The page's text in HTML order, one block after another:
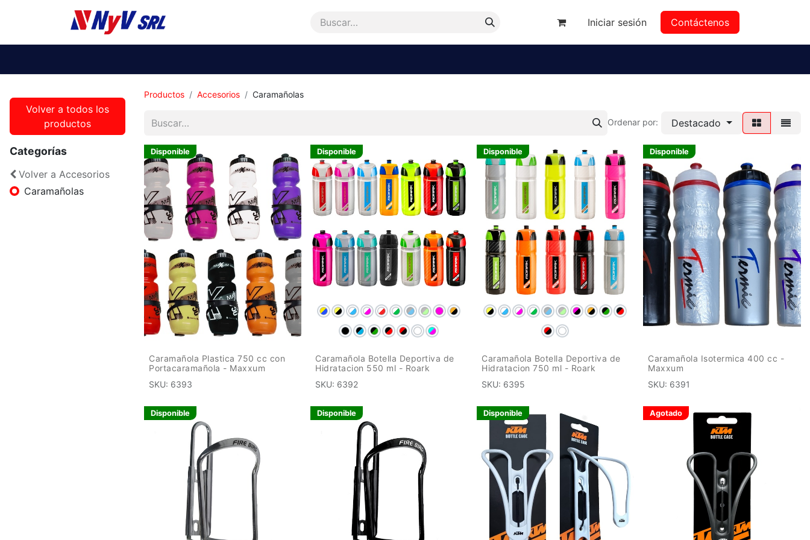
Iniciar sesión Contáctenos
Volver a todos los
productos
Categorías
Volver a Accesorios
Caramañolas
Productos Accesorios Caramañolas
Ordenar por: Destacado
Disponible
Caramañola Plastica 750 cc con
Portacaramañola - Maxxum
SKU: 6393
Disponible
Caramañola Botella Deportiva de
Hidratacion 550 ml - Roark
SKU: 6392
Disponible
Caramañola Botella Deportiva de
Hidratacion 750 ml - Roark
SKU: 6395
Disponible
Caramañola Isotermica 400 cc -
Maxxum
SKU: 6391
Disponible Disponible Disponible Agotado